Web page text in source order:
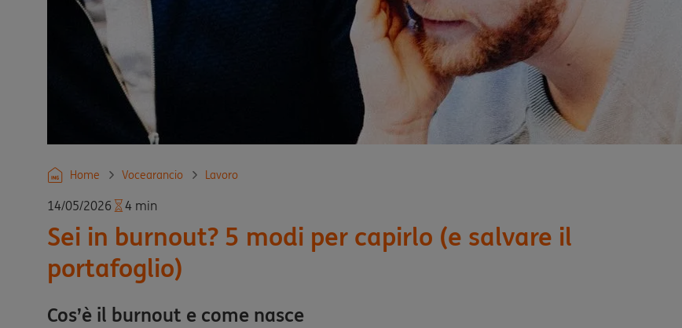
Home Vocearancio Lavoro
14/05/2026 4 min
Sei in burnout? 5 modi per capirlo (e salvare il
portafoglio)
Cos’è il burnout e come nasce